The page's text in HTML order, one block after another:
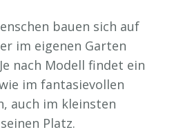
bauen sich auf
im eigenen Garten
nach Modell findet ein
im fantasievollen
auch im kleinsten
Platz.